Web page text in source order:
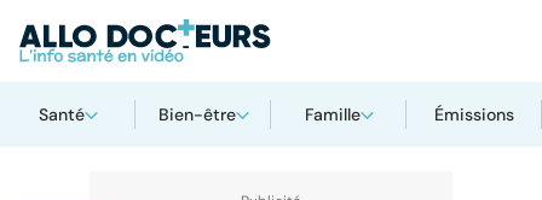
Santé Bien-être Famille Émissions